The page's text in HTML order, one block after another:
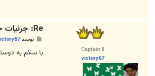
Captain II
victory67
Re: جرئیات جدید از دستگیری ریگی
ت
توسط
با سلام به دوستان من از